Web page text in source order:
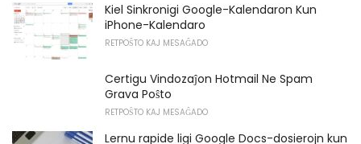
Kiel Sinkronigi Google-Kalendaron Kun
iPhone-Kalendaro
RETPOŜTO KAJ MESAĜADO
Certigu Vindozaĵon Hotmail Ne Spam
Grava Poŝto
RETPOŜTO KAJ MESAĜADO
Lernu rapide ligi Google Docs-dosierojn kun